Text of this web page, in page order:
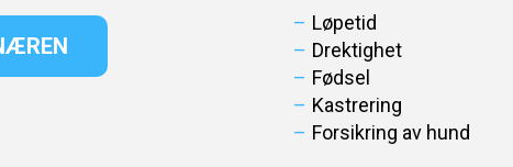
Løpetid
Drektighet
Fødsel
Kastrering
Forsikring av hund